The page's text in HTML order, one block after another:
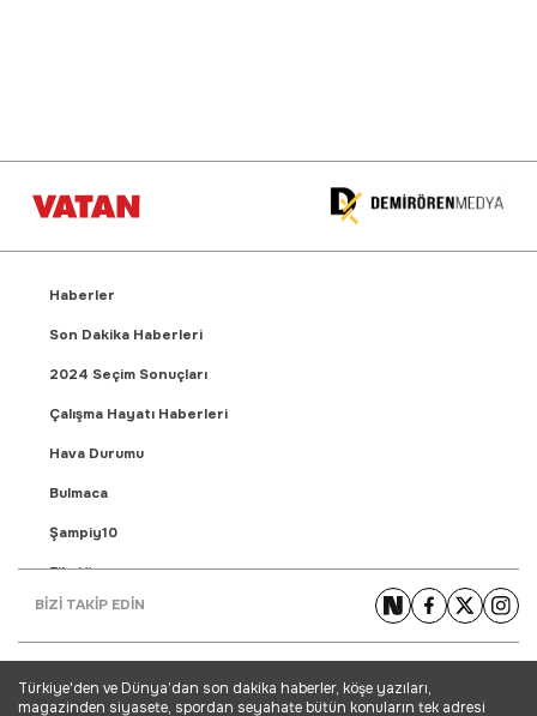
Haberler
Son Dakika Haberleri
2024 Seçim Sonuçları
Çalışma Hayatı Haberleri
Hava Durumu
Bulmaca
Şampiy10
Fikstür
Puan Durumu
Yaşam Haberleri
BİZİ TAKİP EDİN
Türkiye'den ve Dünya’dan son dakika haberler, köşe yazıları,
magazinden siyasete, spordan seyahate bütün konuların tek adresi